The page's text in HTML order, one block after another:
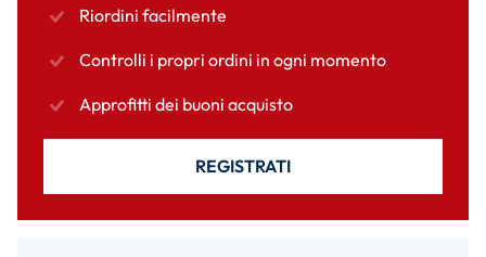
Riordini facilmente
Controlli i propri ordini in ogni momento
Approfitti dei buoni acquisto
REGISTRATI